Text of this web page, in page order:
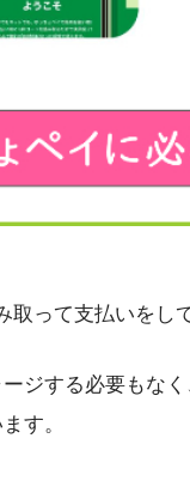
って支払いをし
ジする必要もな
す。